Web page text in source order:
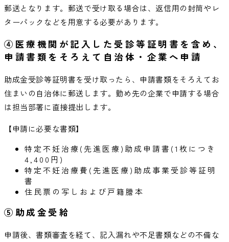
郵送となります。郵送で受け取る場合は、返信用の封筒やレ
ターパックなどを用意する必要があります。
④医療機関が記入した受診等証明書を含め、
申請書類をそろえて自治体・企業へ申請
助成金受診等証明書を受け取ったら、申請書類をそろえてお
住まいの自治体に郵送します。勤め先の企業で申請する場合
は担当部署に直接提出します。
【申請に必要な書類】
特定不妊治療(先進医療)助成申請書(1枚につき
4,400円)
特定不妊治療費(先進医療)助成事業受診等証明
書
住民票の写しおよび戸籍謄本
⑤助成金受給
申請後、書類審査を経て、記入漏れや不足書類などの不備な